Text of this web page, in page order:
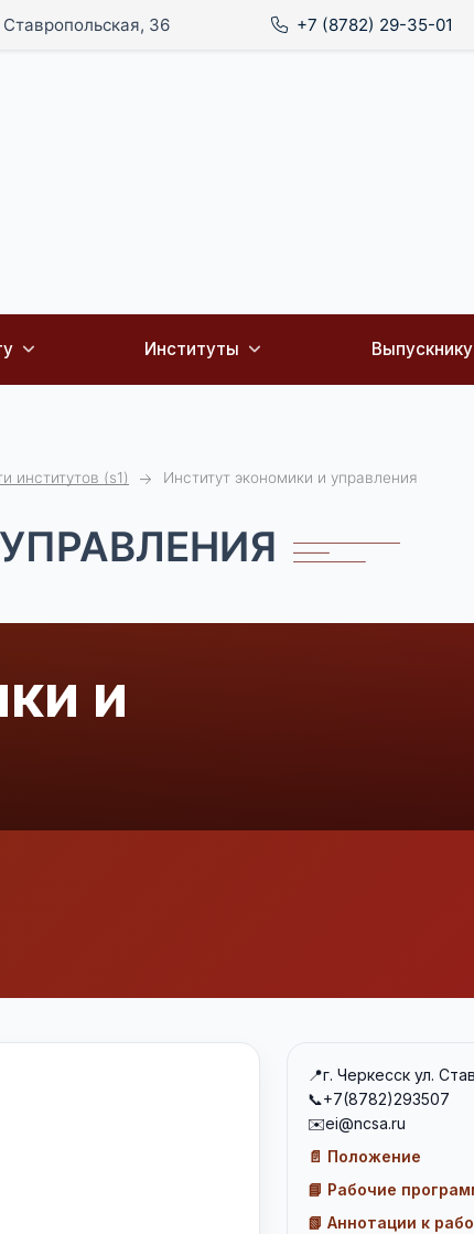
Ставропольская, 36 +7 (8782) 29-35-01
Институты Выпускнику
институтов (s1) Институт экономики и управления
и
📍г. Черкесск ул.
📞+7(8782)293507
✉️ei@ncsa.ru
📄 Положение
📘 Рабочие
📗 Аннотации к